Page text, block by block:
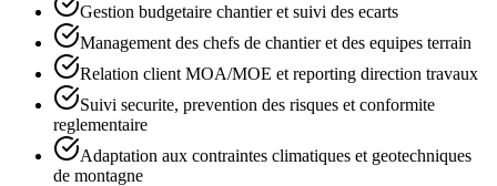
Gestion budgetaire chantier et suivi des ecarts
Management des chefs de chantier et des equipes terrain
Relation client MOA/MOE et reporting direction travaux
Suivi securite, prevention des risques et conformite
reglementaire
Adaptation aux contraintes climatiques et geotechniques
de montagne